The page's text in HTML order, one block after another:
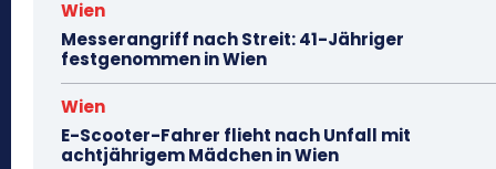
Wien
Messerangriff nach Streit: 41-Jähriger
festgenommen in Wien
Wien
E-Scooter-Fahrer flieht nach Unfall mit
achtjährigem Mädchen in Wien